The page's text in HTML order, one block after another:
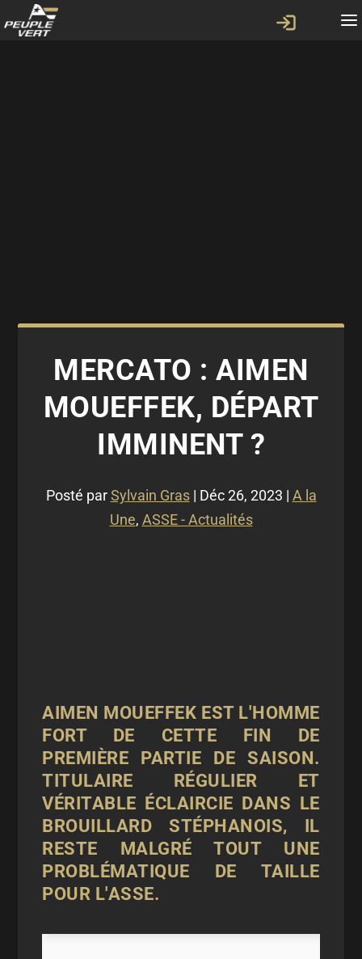
MERCATO : AIMEN
MOUEFFEK, DÉPART
IMMINENT ?
Posté parSylvain Gras| Déc 26, 2023 | A la
Une, ASSE - Actualités
AIMEN MOUEFFEK EST L'HOMME
FORT DE CETTE FIN DE
PREMIÈRE PARTIE DE SAISON.
TITULAIRE RÉGULIER ET
VÉRITABLE ÉCLAIRCIE DANS LE
BROUILLARD STÉPHANOIS, IL
RESTE MALGRÉ TOUT UNE
PROBLÉMATIQUE DE TAILLE
POUR L'ASSE.